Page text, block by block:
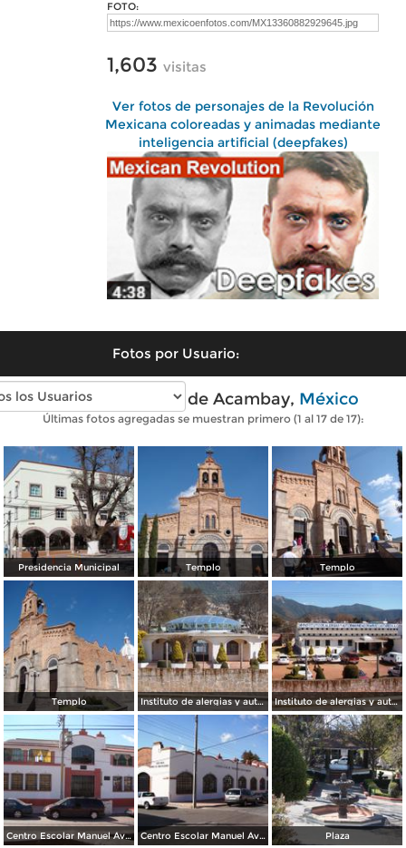
FOTO:
1,603 visitas
Ver fotos de personajes de la Revolución
Mexicana coloreadas y animadas mediante
inteligencia artificial (deepfakes)
Fotos por Usuario:
Fotos modernas de Acambay, México
Últimas fotos agregadas se muestran primero (1 al 17 de 17):
Presidencia Municipal Templo Templo
Templo Instituto de alergias y autoinmunidad Dr Maximiliano R. C Instituto de alergias y autoinmunidad Dr Maximiliano R. C
Centro Escolar Manuel Ávila Camacho Centro Escolar Manuel Ávila Camacho Plaza